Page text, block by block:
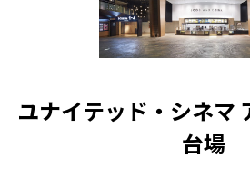
ユナイテッド・シネマ
台場